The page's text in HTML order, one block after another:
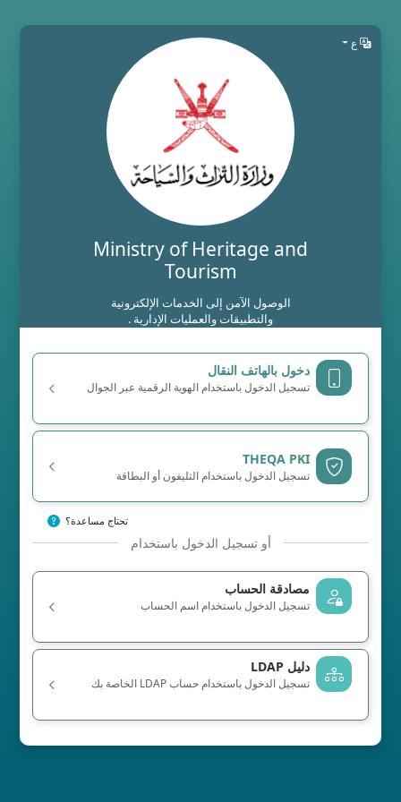
ع
Ministry of Heritage and
Tourism
الوصول الآمن إلى الخدمات الإلكترونية
والتطبيقات والعمليات الإدارية .
دخول بالهاتف النقال
تسجيل الدخول باستخدام الهوية الرقمية عبر الجوال
THEQA PKI
تسجيل الدخول باستخدام التليفون أو البطاقة
تحتاج مساعدة؟
أو تسجيل الدخول باستخدام
مصادقة الحساب
تسجيل الدخول باستخدام اسم الحساب
دليل LDAP
تسجيل الدخول باستخدام حساب LDAP الخاصة بك